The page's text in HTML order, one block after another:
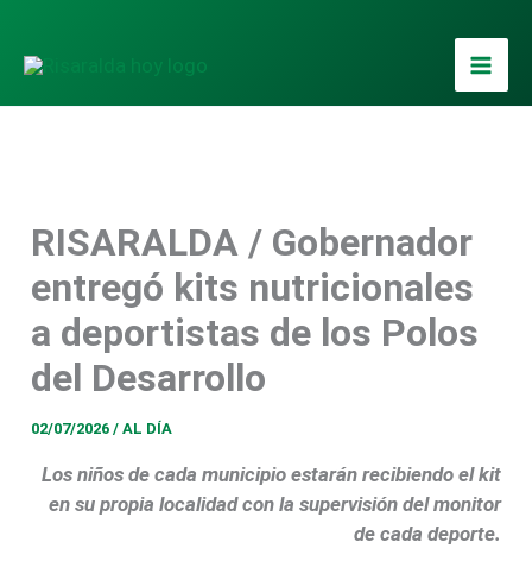
contenido
Foto / Prensa Gobernación
RISARALDA / Gobernador
entregó kits nutricionales
a deportistas de los Polos
del Desarrollo
02/07/2026/AL DÍA
Los niños de cada municipio estarán recibiendo el kit
en su propia localidad con la supervisión del monitor
de cada deporte.